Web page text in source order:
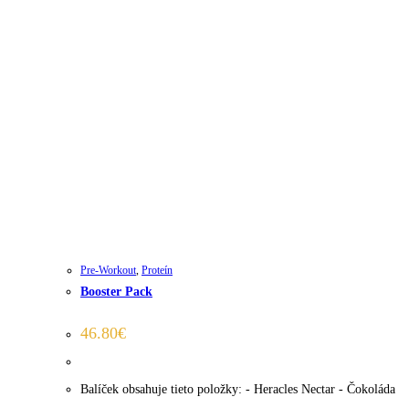
Pre-Workout, Proteín
Booster Pack
46.80€
Balíček obsahuje tieto položky: - Heracles Nectar - Čokoláda